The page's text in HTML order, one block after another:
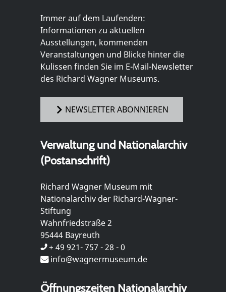
Immer auf dem Laufenden:
Informationen zu aktuellen
Ausstellungen, kommenden
Veranstaltungen und Blicke hinter die
Kulissen finden Sie im E-Mail-Newsletter
des Richard Wagner Museums.
NEWSLETTER ABONNIEREN
Verwaltung und Nationalarchiv
(Postanschrift)
Richard Wagner Museum mit
Nationalarchiv der Richard-Wagner-
Stiftung
Wahnfriedstraße 2
95444 Bayreuth
+ 49 921- 757 - 28 - 0
info@wagnermuseum.de
Öffnungszeiten Nationalarchiv